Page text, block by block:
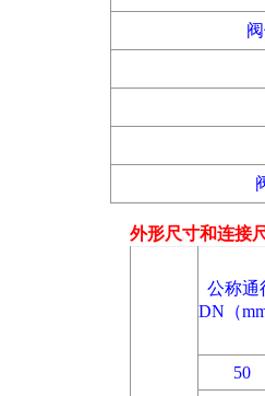
外形尺寸和连接
公称通
DN（
50